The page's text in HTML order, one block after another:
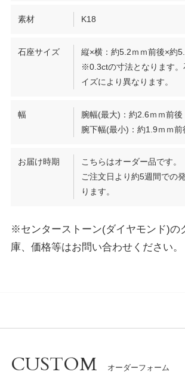
素材 K18
石座サイズ
縦×横：約5.2ｍｍ前後×約
※0.3ctの寸法となります。
イズにより異なります。
幅
腕幅(最大)：約2.6ｍｍ前後
腕下幅(最小)：約1.9ｍｍ前
お届け時期
こちらはオーダー品です。
ご注文日より約5週間での
ります。
※センターストーン(ダイヤモンド)の
庫、価格等はお問い合わせください。
CUSTOM